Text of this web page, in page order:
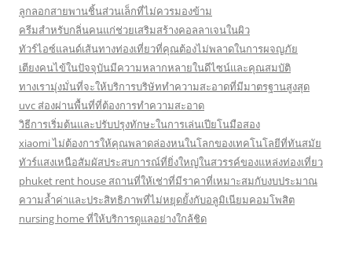
ลูกลอกสายพานชิ้นส่วนเล็กที่ไม่ควรมองข้าม
ครีมสำหรับกลิ่นคนแก่ช่วยเสริมสร้างคอลลาเจนในผิว
ทัวร์ไอซ์แลนด์เส้นทางท่องเที่ยวที่คุณต้องไม่พลาดในการผจญภัย
เตียงคนไข้ในปัจจุบันมีความหลากหลายในดีไซน์และคุณสมบัติ
ทางเรามุ่งมั่นที่จะให้บริการบริษัททำความสะอาดที่มีมาตรฐานสูงสุด
uvc ส่องผ่านพื้นที่ที่ต้องการทำความสะอาด
วิธีการเริ่มต้นและปรับปรุงทักษะในการเล่นเปียโนมือสอง
xiaomi ไม่ต้องการให้คุณพลาดล่องหนในโลกของเทคโนโลยีที่ทันสมัย
ทัวร์แสงเหนือสัมผัสประสบการณ์ที่ยิ่งใหญ่ในสวรรค์ของแหล่งท่องเที่ยว
phuket rent house สถานที่ให้เช่าที่มีราคาที่เหมาะสมกับงบประมาณ
ความล้ำค่าและประสิทธิภาพที่ไม่หยุดยั้งกับอลูมิเนียมคอมโพสิต
nursing home ที่ให้บริการดูแลอย่างใกล้ชิด